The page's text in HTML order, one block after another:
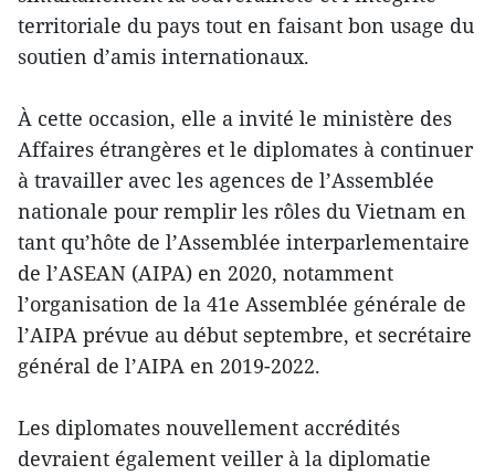
territoriale du pays tout en faisant bon usage du
soutien d’amis internationaux.
À cette occasion, elle a invité le ministère des
Affaires étrangères et le diplomates à continuer
à travailler avec les agences de l’Assemblée
nationale pour remplir les rôles du Vietnam en
tant qu’hôte de l’Assemblée interparlementaire
de l’ASEAN (AIPA) en 2020, notamment
l’organisation de la 41e Assemblée générale de
l’AIPA prévue au début septembre, et secrétaire
général de l’AIPA en 2019-2022.
Les diplomates nouvellement accrédités
devraient également veiller à la diplomatie